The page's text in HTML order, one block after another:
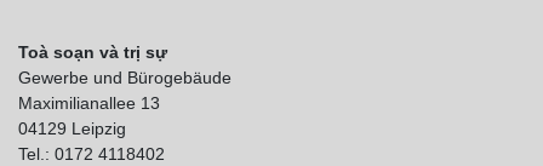
Toà soạn và trị sự
Gewerbe und Bürogebäude
Maximilianallee 13
04129 Leipzig
Tel.: 0172 4118402